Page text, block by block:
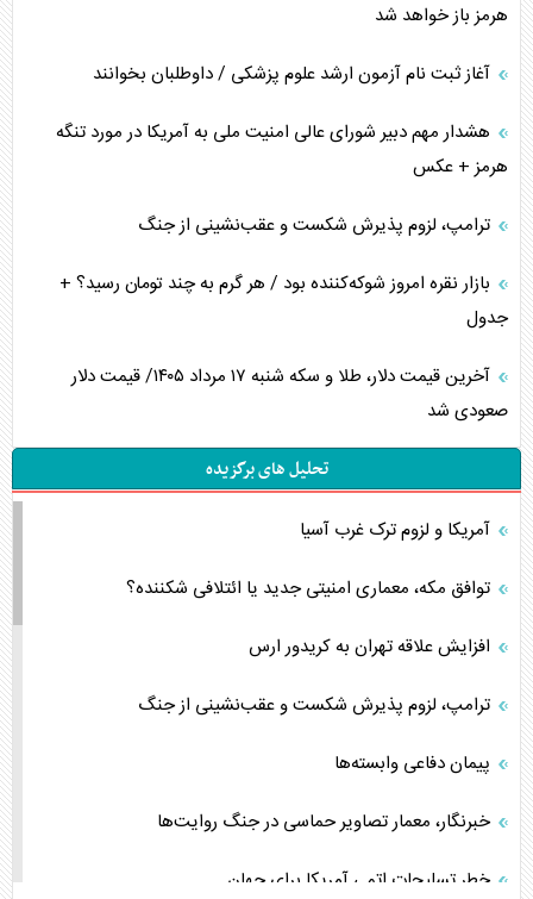
هرمز باز خواهد شد
آغاز ثبت نام آزمون ارشد علوم پزشکی / داوطلبان بخوانند
هشدار مهم دبیر شورای عالی امنیت ملی به آمریکا در مورد تنگه
هرمز + عکس
ترامپ، لزوم پذیرش شکست و عقب‌نشینی از جنگ
بازار نقره امروز شوکه‌کننده بود / هر گرم به چند تومان رسید؟ +
جدول
آخرین قیمت دلار، طلا و سکه شنبه ۱۷ مرداد ۱۴۰۵/ قیمت دلار
صعودی شد
تحلیل های برگزیده
آمریکا و لزوم ترک غرب آسیا
توافق مکه، معماری امنیتی جدید یا ائتلافی شکننده؟
افزایش علاقه تهران به کریدور ارس
ترامپ، لزوم پذیرش شکست و عقب‌نشینی از جنگ
پیمان دفاعی‌ وابسته‌ها
خبرنگار، معمار تصاویر حماسی در جنگ روایت‌ها
خطر تسلیحات اتمی آمریکا برای جهان